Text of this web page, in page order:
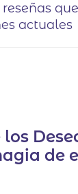
actuales
los
de